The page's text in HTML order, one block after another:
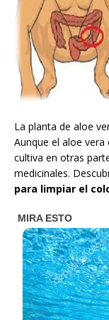
La planta de aloe
Aunque el aloe
cultiva en otras
medicinales.
para limpiar el